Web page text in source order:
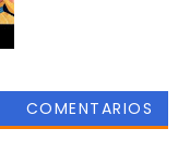
COMENTARIOS